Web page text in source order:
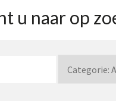
u naar op